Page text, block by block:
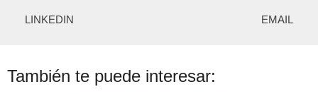
LINKEDIN
EMAIL
También te puede interesar: